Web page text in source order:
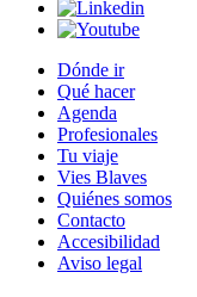
Dónde ir
Qué hacer
Agenda
Profesionales
Tu viaje
Vies Blaves
Quiénes somos
Contacto
Accesibilidad
Aviso legal